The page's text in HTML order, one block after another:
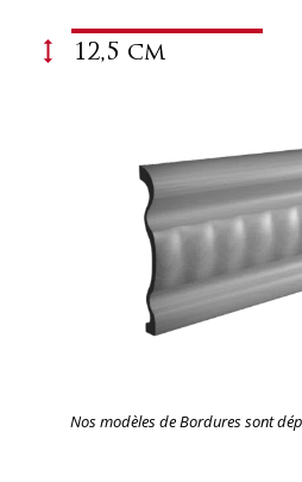
12,5 cm
Nos modèles de Bordures sont